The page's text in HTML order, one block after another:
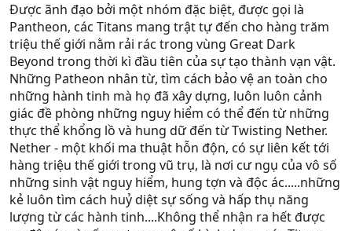
Được ãnh đạo bởi một nhóm đặc biệt, được gọi là
Pantheon, các Titans mang trật tự đến cho hàng trăm
triệu thế giới nằm rải rác trong vùng Great Dark
Beyond trong thời kì đầu tiên của sự tạo thành vạn vật.
Những Patheon nhân từ, tìm cách bảo vệ an toàn cho
những hành tinh mà họ đã xây dựng, luôn luôn cảnh
giác đề phòng những nguy hiểm có thể đến từ những
thực thể khổng lồ và hung dữ đến từ Twisting Nether.
Nether - một khối ma thuật hỗn độn, có sự liên kết tới
hàng triệu thế giới trong vũ trụ, là nơi cư ngụ của vô số
những sinh vật nguy hiểm, hung tợn và độc ác.....những
kẻ luôn tìm cách huỷ diệt sự sống và hấp thụ năng
lượng từ các hành tinh....Không thể nhận ra hết được